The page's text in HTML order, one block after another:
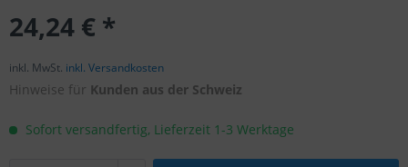
24,24 € *
inkl. MwSt. inkl. Versandkosten
Hinweise für Kunden aus der Schweiz
Sofort versandfertig, Lieferzeit 1-3 Werktage